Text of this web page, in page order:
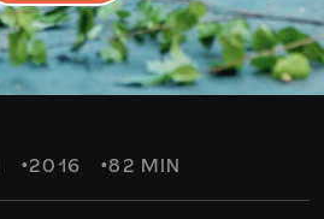
2016 82 MIN